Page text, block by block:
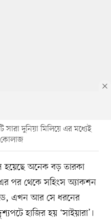
সারা দুনিয়া মিলিয়ে এর মধ্যেই
হয়েছে অনেক বড় তারকা
পর থেকে সহিংস অ্যাকশন
এখন আর সে ধরনের
হাজির হয় ‘সাইয়ারা’।